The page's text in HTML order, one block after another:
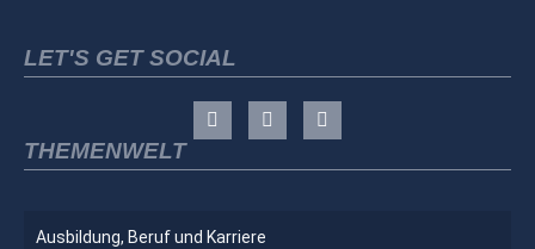
LET'S GET SOCIAL
THEMENWELT
Ausbildung, Beruf und Karriere